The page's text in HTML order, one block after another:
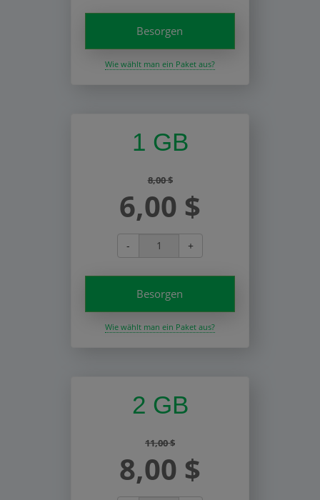
Besorgen
Wie wählt man ein Paket aus?
1 GB
8,00 $
6,00 $
- +
Besorgen
Wie wählt man ein Paket aus?
2 GB
11,00 $
8,00 $